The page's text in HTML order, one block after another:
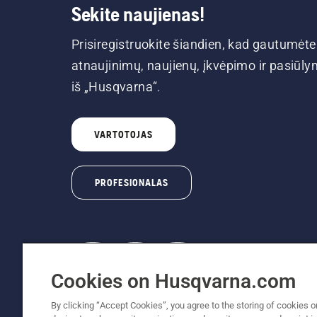
Sekite naujienas!
Prisiregistruokite šiandien, kad gautumėte
atnaujinimų, naujienų, įkvėpimo ir
iš „Husqvarna“.
VARTOTOJAS
PROFESIONALAS
© „Husqvarna AB“ (leid). Visos teisės
Cookies on Husqvarna.com
By clicking “Accept Cookies”, you agree to the storing of cookies